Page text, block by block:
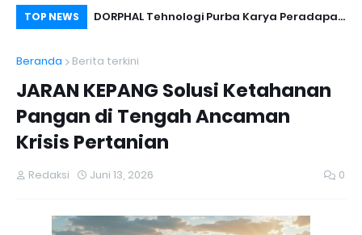
TOP NEWS
Anies
DORPHAL Tehnologi Purba Karya Peradapan
Beranda
Berita terkini
JARAN KEPANG Solusi Ketahanan
Pangan di Tengah Ancaman
Krisis Pertanian
Redaksi Juni 13, 2026 0